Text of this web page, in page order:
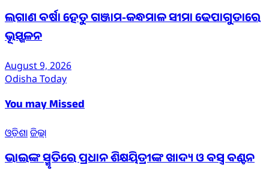
ଲଗାଣ ବର୍ଷା ହେତୁ ଗଞ୍ଜାମ-କନ୍ଧମାଳ ସୀମା ଢେପାଗୁଡାରେ
ଭୂସ୍ଖଳନ
August 9, 2026
Odisha Today
You may Missed
ଓଡ଼ିଶାଜିଲ୍ଲା
ଭାଇଙ୍କ ସ୍ମୃତିରେ ପ୍ରଧାନ ଶିକ୍ଷୟିତ୍ରୀଙ୍କ ଖାଦ୍ୟ ଓ ବସ୍ତ୍ର ବଣ୍ଟନ